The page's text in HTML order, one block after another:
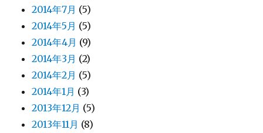
2014年7月 (5)
2014年5月 (5)
2014年4月 (9)
2014年3月 (2)
2014年2月 (5)
2014年1月 (3)
2013年12月 (5)
2013年11月 (8)